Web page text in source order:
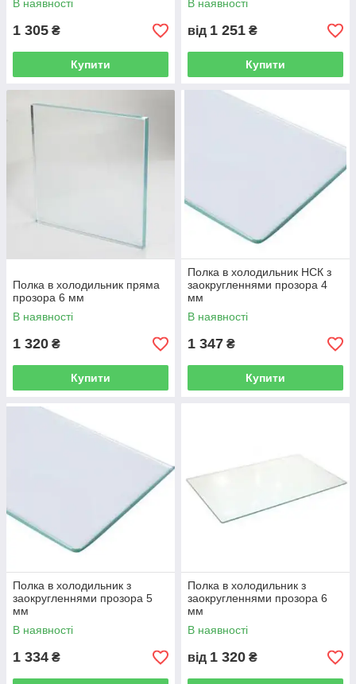
В наявності
1 305 ₴
Купити
В наявності
від 1 251 ₴
Купити
Полка в холодильник пряма
прозора 6 мм
В наявності
1 320 ₴
Купити
Полка в холодильник НСК з
заокругленнями прозора 4
мм
В наявності
1 347 ₴
Купити
Полка в холодильник з
заокругленнями прозора 5
мм
В наявності
1 334 ₴
Полка в холодильник з
заокругленнями прозора 6
мм
В наявності
від 1 320 ₴